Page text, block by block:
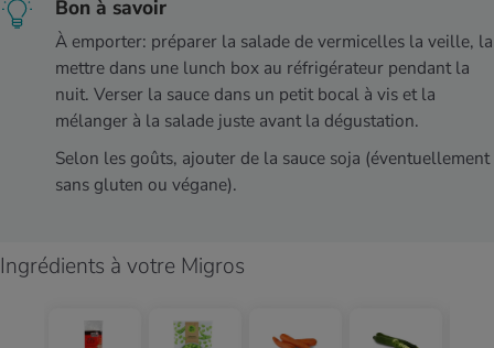
Bon à savoir
À emporter: préparer la salade de vermicelles la veille, la
mettre dans une lunch box au réfrigérateur pendant la
nuit. Verser la sauce dans un petit bocal à vis et la
mélanger à la salade juste avant la dégustation.
Selon les goûts, ajouter de la sauce soja (éventuellement
sans gluten ou végane).
Ingrédients à votre Migros